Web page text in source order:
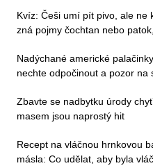
Kvíz: Češi umí pít pivo, ale ne
zná pojmy čochtan nebo
Nadýchané americké
nechte odpočinout a pozor na
Zbavte se nadbytku úrody
masem jsou naprostý hit
Recept na vláčnou hrnkovou
másla: Co udělat, aby byla